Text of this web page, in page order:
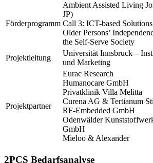
Förderprogramm
Ambient Assisted Living
JP)
Call 3: ICT-based
Older Persons’
the Self-Serve Society
Projektleitung
Universität Innsbruck –
und Marketing
Projektpartner
Eurac Research
Humanocare GmbH
Privatklinik Villa Melitta
Curena AG & Tertianum
RF-Embedded GmbH
Odenwälder
GmbH
Mieloo & Alexander
2PCS Bedarfsanalyse